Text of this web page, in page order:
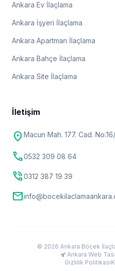
Ankara Ev İlaçlama
Ankara İşyeri İlaçlama
Ankara Apartman İlaçlama
Ankara Bahçe İlaçlama
Ankara Site İlaçlama
İletişim
location_on Macun Mah. 177. Cad.
call0532 309 08 64
phone_in_talk0312 387 19 39
mail
© 2026 Ankara Böcek
Ankara Web
Gizlilik Politikası